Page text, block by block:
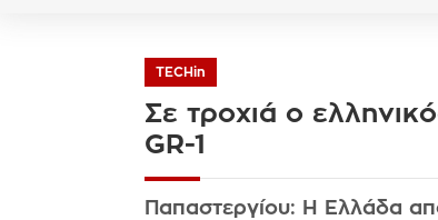
TECHin
Σε τροχιά ο
GR-1
Παπαστεργίου: Η Ελλάδα